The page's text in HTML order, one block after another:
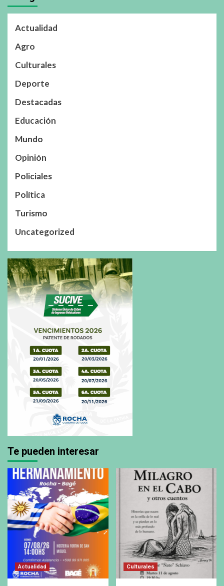
Actualidad
Agro
Culturales
Deporte
Destacadas
Educación
Mundo
Opinión
Policiales
Política
Turismo
Uncategorized
Te pueden interesar
Actualidad Culturales